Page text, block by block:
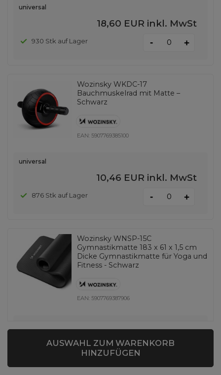
universal
18,60 EUR inkl. MwSt
930 Stk auf Lager - +
Wozinsky WKDC-17
Bauchmuskelrad mit Matte –
Schwarz
EAN: 5907769385100
universal
10,46 EUR inkl. MwSt
876 Stk auf Lager - +
Wozinsky WNSP-15C
Gymnastikmatte 183 x 61 x 1,5 cm
Dicke Gymnastikmatte für Yoga und
Fitness - Schwarz
EAN: 5907769387906
11,62 EURinkl. MwSt
1920 Stk auf Lager
AUSWAHL ZUM WARENKORB
HINZUFÜGEN